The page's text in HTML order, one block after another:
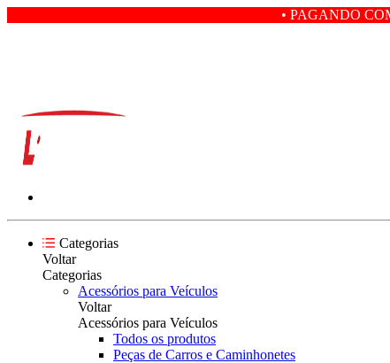
• PAGANDO COM PIX VOCÊ
Categorias
Voltar
Categorias
Acessórios para Veículos
Voltar
Acessórios para Veículos
Todos os produtos
Peças de Carros e Caminhonetes